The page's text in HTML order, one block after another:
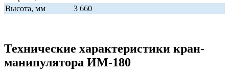
Высота, мм
3 660
Технические характеристики кран-
манипулятора ИМ-180